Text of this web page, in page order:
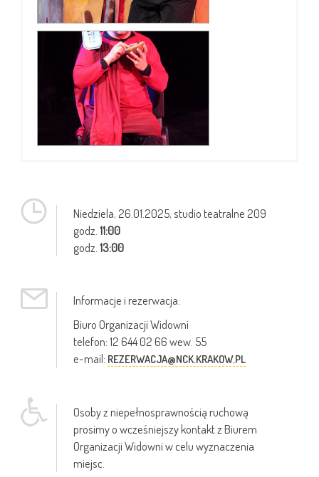
Niedziela,26.01.2025, studio teatralne 209
godz. 11:00
godz. 13:00
Informacje i rezerwacja:
Biuro Organizacji Widowni
telefon: 12 644 02 66 wew. 55
e-mail: REZERWACJA@NCK.KRAKOW.PL
Osoby z niepełnosprawnością ruchową
prosimy o wcześniejszy kontakt z Biurem
Organizacji Widowni w celu wyznaczenia
miejsc.